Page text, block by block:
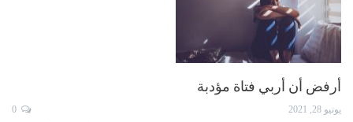
أرفض أن أربي فتاة مؤدبة
يونيو 28, 2021